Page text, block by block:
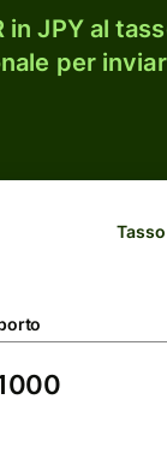
in JPY al
per